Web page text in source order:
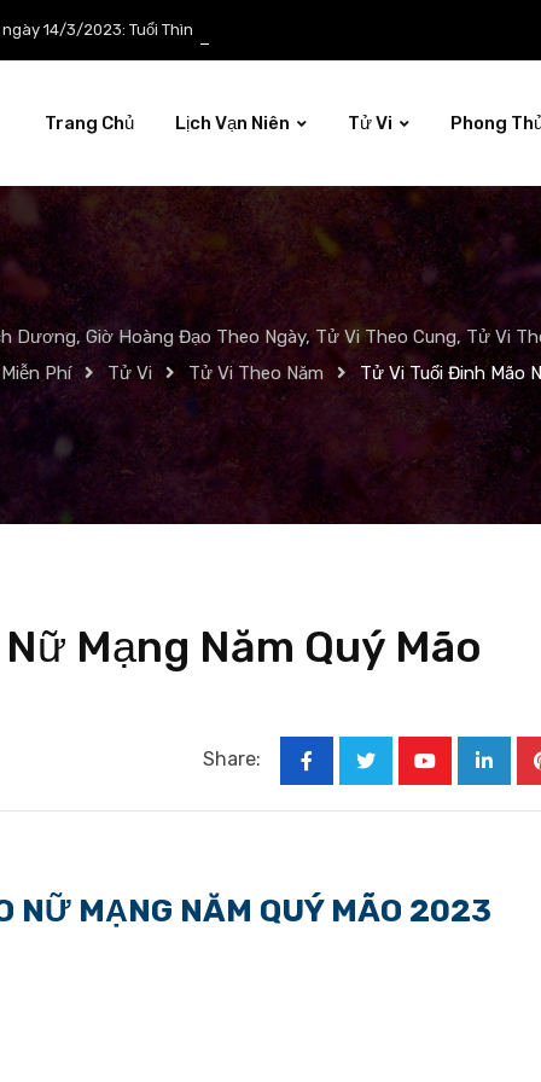
14/3/2023: Tuổi Thìn công việc tươi sáng
Trang Chủ Lịch Vạn Niên Tử Vi Phong
Dương, Giờ Hoàng Đạo Theo Ngày, Tử Vi Theo Cung, Tử Vi
Phí
Tử Vi Tử Vi Theo Năm Tử Vi Tuổi Đinh Mão
Mạng Năm Quý Mão
Share:
NỮ MẠNG NĂM QUÝ MÃO 2023